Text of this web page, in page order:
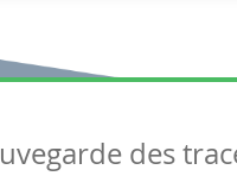
Articles
des